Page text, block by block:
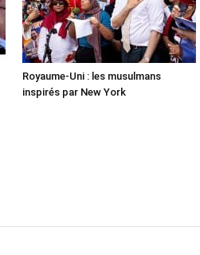
Royaume-Uni : les musulmans
inspirés par New York